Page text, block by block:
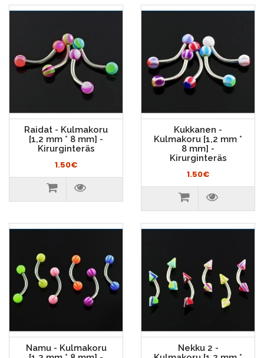
Raidat - Kulmakoru
[1,2 mm * 8 mm] -
Kirurginteräs
1.50€
Kukkanen -
Kulmakoru [1,2 mm *
8 mm] -
Kirurginteräs
1.50€
Namu - Kulmakoru
Nekku 2 -